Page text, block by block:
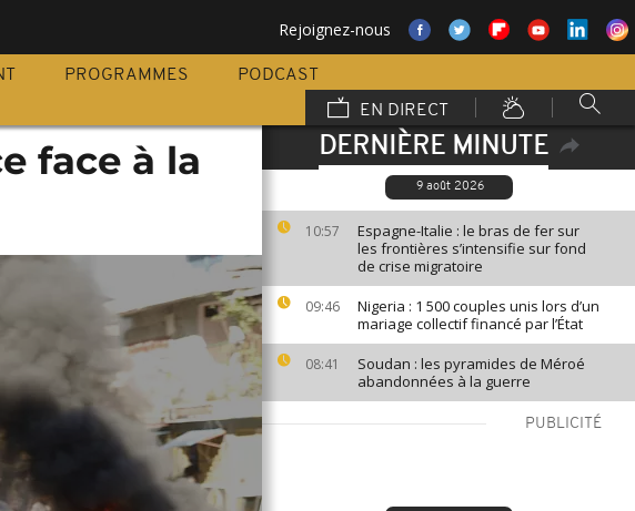
Rejoignez-nous
PROGRAMMES
PODCAST
EN DIRECT
DERNIÈRE MINUTE
9 août 2026
10:57
Espagne-Italie : le bras de fer sur
les frontières s’intensifie sur fond
de crise migratoire
09:46
Nigeria : 1 500 couples unis lors d’un
mariage collectif financé par l’État
08:41
Soudan : les pyramides de Méroé
abandonnées à la guerre
PUBLICITÉ
face à la